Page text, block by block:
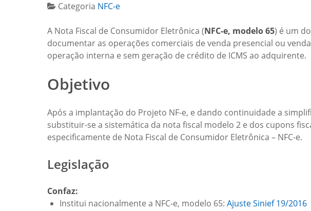
Categoria NFC-e
A Nota Fiscal de Consumidor Eletrônica (NFC-e, modelo 65) é um
documentar as operações comerciais de venda presencial ou
operação interna e sem geração de crédito de ICMS ao adquirente.
Objetivo
Após a implantação do Projeto NF-e, e dando continuidade a
substituir-se a sistemática da nota fiscal modelo 2 e dos cupons
especificamente de Nota Fiscal de Consumidor Eletrônica – NFC-e.
Legislação
Confaz:
Institui nacionalmente a NFC-e, modelo 65: Ajuste Sinief 19/2016